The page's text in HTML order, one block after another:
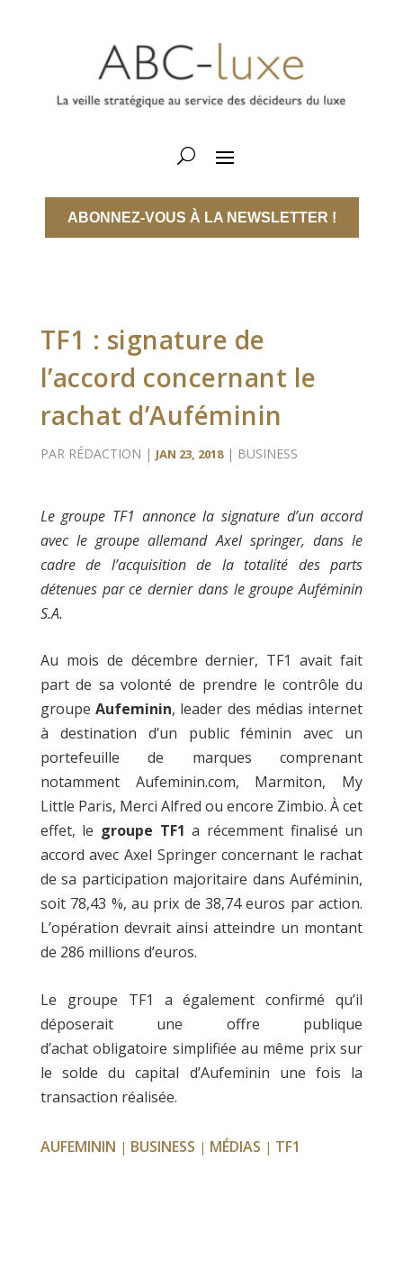
ABONNEZ-VOUS À LA NEWSLETTER !
TF1 : signature de
l’accord concernant le
rachat d’Auféminin
PAR RÉDACTION | JAN 23, 2018| BUSINESS
Le groupe TF1 annonce la signature d’un accord
avec le groupe allemand Axel springer, dans le
cadre de l’acquisition de la totalité des parts
détenues par ce dernier dans le groupe Auféminin
S.A.
Au mois de décembre dernier, TF1 avait fait
part de sa volonté de prendre le contrôle du
groupeAufeminin, leader des médias internet
à destination d’un public féminin avec un
portefeuille de marques comprenant
notamment Aufeminin.com, Marmiton, My
Little Paris, Merci Alfred ou encore Zimbio. À cet
effet, le groupe TF1 a récemment finalisé un
accord avec Axel Springer concernant le rachat
de sa participation majoritaire dans Auféminin,
soit 78,43 %, au prix de 38,74 euros par action.
L’opération devrait ainsi atteindre un montant
de 286 millions d’euros.
Le groupe TF1 a également confirmé qu’il
déposerait une offre publique
d’achat obligatoire simplifiée au même prix sur
le solde du capital d’Aufeminin une fois la
transaction réalisée.
AUFEMININ | BUSINESS | MÉDIAS | TF1